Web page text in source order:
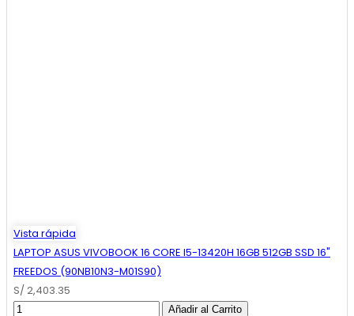
Vista rápida
LAPTOP ASUS VIVOBOOK 16 CORE I5-13420H 16GB 512GB SSD 16"
FREEDOS (90NB10N3-M01S90)
S/ 2,403.35
Añadir al Carrito